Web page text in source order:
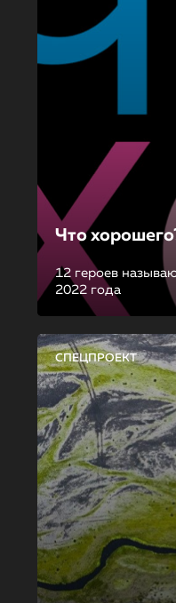
Что
12 героев
2022 года
СПЕЦПРОЕКТ